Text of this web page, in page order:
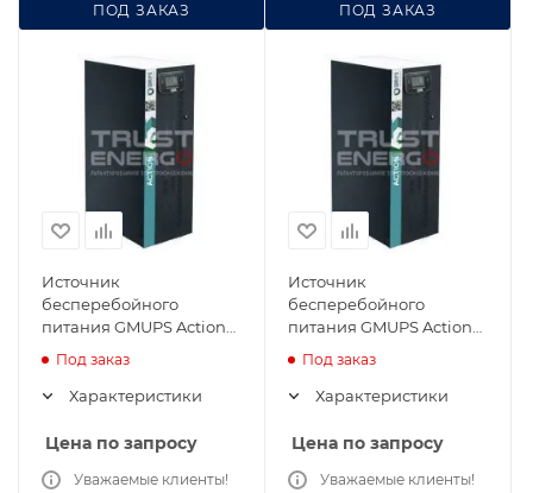
ПОД ЗАКАЗ ПОД ЗАКАЗ
Источник
бесперебойного
питания GMUPS Action
Под заказ
Характеристики
Цена по запросу
Уважаемые клиенты!
Источник
бесперебойного
питания GMUPS Action
Под заказ
Характеристики
Цена по запросу
Уважаемые клиенты!